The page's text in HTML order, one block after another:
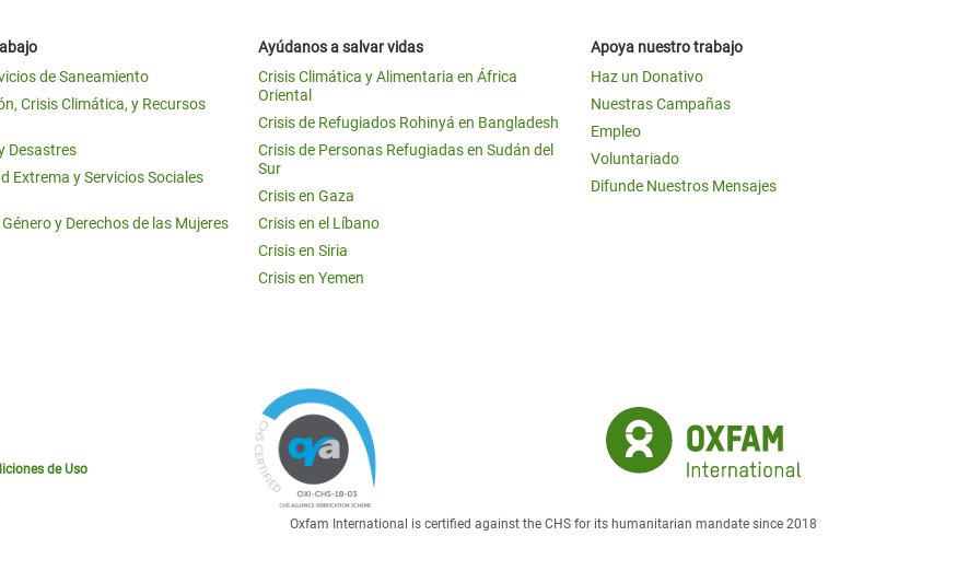
de Saneamiento
Crisis Climática, y Recursos
Desastres
Extrema y Servicios Sociales
y Derechos de las Mujeres
Ayúdanos a salvar vidas
Crisis Climática y Alimentaria en África
Oriental
Crisis de Refugiados Rohinyá en Bangladesh
Crisis de Personas Refugiadas en Sudán del
Sur
Crisis en Gaza
Crisis en el Líbano
Crisis en Siria
Crisis en Yemen
Apoya nuestro trabajo
Haz un Donativo
Nuestras Campañas
Empleo
Voluntariado
Difunde Nuestros Mensajes
de Uso
Oxfam International is certified against the CHS for its humanitarian mandate since 2018